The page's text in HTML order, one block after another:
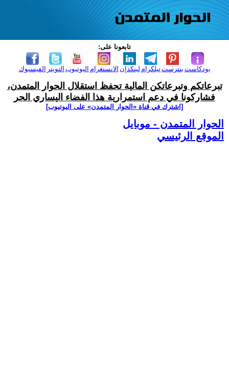
تابعونا على:
الفيسبوك التويتر اليوتيوب الانستغرام لينكدإن تيلكرامبنترست بودكاست
تبرعاتكم وتبرعاتكن المالية تحفظ استقلال الحوار المتمدن،
فشاركونا في دعم استمرارية هذا الفضاء اليساري الحر
[اشترك في قناة ‫«الحوار المتمدن» على اليوتيوب]
الحوار المتمدن - موبايل
الموقع الرئيسي